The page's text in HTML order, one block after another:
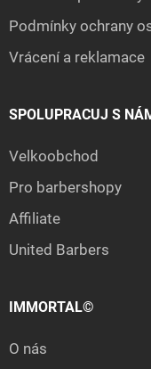
Podmínky ochrany
Vrácení a reklamace
SPOLUPRACUJ S
Velkoobchod
Pro barbershopy
Affiliate
United Barbers
IMMORTAL©
O nás